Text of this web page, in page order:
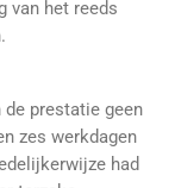
van het reeds
de prestatie geen
zes werkdagen
had